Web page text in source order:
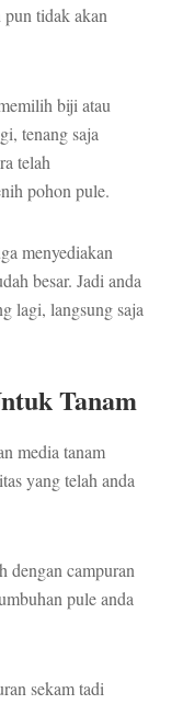
tidak akan
biji atau
tenang saja
telah
pohon pule.
menyediakan
besar. Jadi anda
lagi, langsung saja
Tanam
media tanam
yang telah anda
dengan campuran
pule anda
sekam tadi